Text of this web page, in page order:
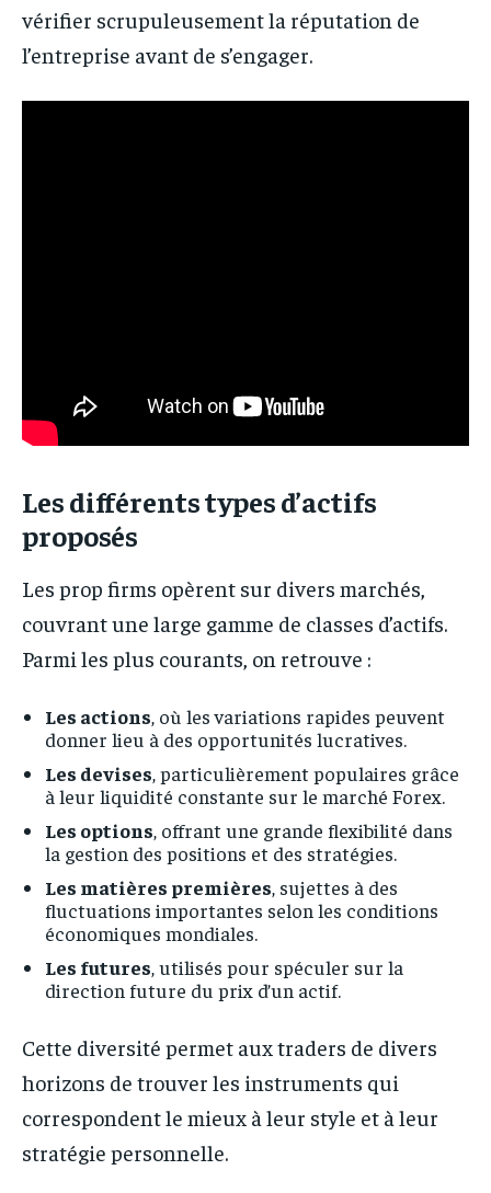
vérifier scrupuleusement la réputation de
l’entreprise avant de s’engager.
Les différents types d’actifs
proposés
Les prop firms opèrent sur divers marchés,
couvrant une large gamme de classes d’actifs.
Parmi les plus courants, on retrouve :
Les actions, où les variations rapides peuvent
donner lieu à des opportunités lucratives.
Les devises, particulièrement populaires grâce
à leur liquidité constante sur le marché Forex.
Les options, offrant une grande flexibilité dans
la gestion des positions et des stratégies.
Les matières premières, sujettes à des
fluctuations importantes selon les conditions
économiques mondiales.
Les futures, utilisés pour spéculer sur la
direction future du prix d’un actif.
Cette diversité permet aux traders de divers
horizons de trouver les instruments qui
correspondent le mieux à leur style et à leur
stratégie personnelle.